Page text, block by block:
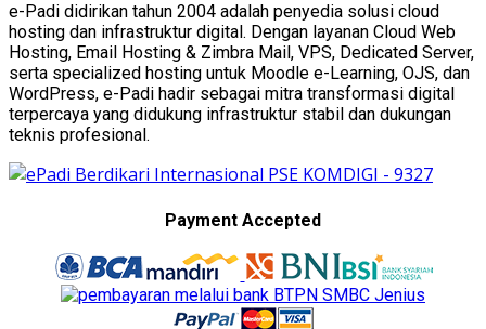
e-Padi didirikan tahun 2004 adalah penyedia solusi cloud
hosting dan infrastruktur digital. Dengan layanan Cloud Web
Hosting, Email Hosting & Zimbra Mail, VPS, Dedicated Server,
serta specialized hosting untuk Moodle e-Learning, OJS, dan
WordPress, e-Padi hadir sebagai mitra transformasi digital
terpercaya yang didukung infrastruktur stabil dan dukungan
teknis profesional.
Payment Accepted